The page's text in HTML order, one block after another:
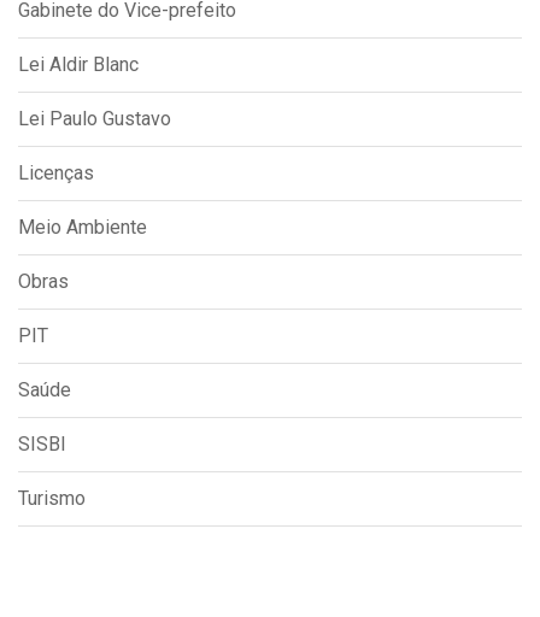
Gabinete do Vice-prefeito
Lei Aldir Blanc
Lei Paulo Gustavo
Licenças
Meio Ambiente
Obras
PIT
Saúde
SISBI
Turismo